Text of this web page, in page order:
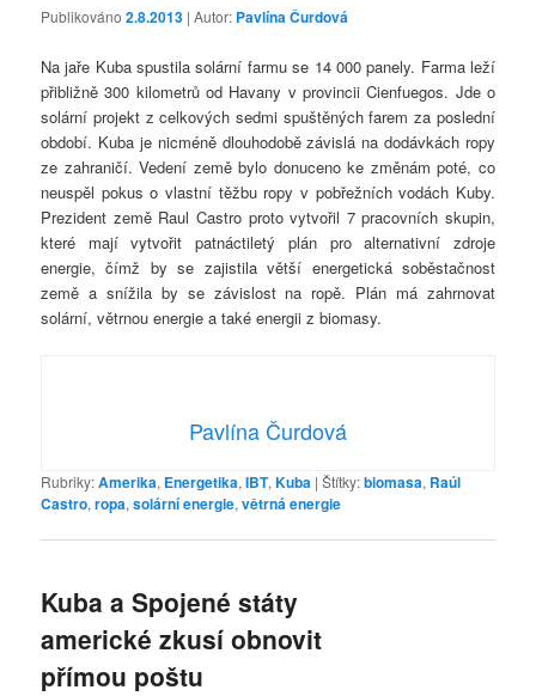
Publikováno2.8.2013 | Autor: Pavlína Čurdová
Na jaře Kuba spustila solární farmu se 14 000 panely. Farma leží
přibližně 300 kilometrů od Havany v provincii Cienfuegos. Jde o
solární projekt z celkových sedmi spuštěných farem za poslední
období. Kuba je nicméně dlouhodobě závislá na dodávkách ropy
ze zahraničí. Vedení země bylo donuceno ke změnám poté, co
neuspěl pokus o vlastní těžbu ropy v pobřežních vodách Kuby.
Prezident země Raul Castro proto vytvořil 7 pracovních skupin,
které mají vytvořit patnáctiletý plán pro alternativní zdroje
energie, čímž by se zajistila větší energetická soběstačnost
země a snížila by se závislost na ropě. Plán má zahrnovat
solární, větrnou energie a také energii z biomasy.
Pavlína Čurdová
Rubriky:Amerika, Energetika,IBT,Kuba |Štítky:biomasa, Raúl
Castro,ropa,solární energie,větrná energie
Kuba a Spojené státy
americké zkusí obnovit
přímou poštu